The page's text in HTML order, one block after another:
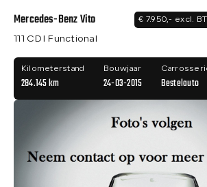
Mercedes-Benz Vito € 7.950,- excl.
111 CDI Functional
Kilometerstand
284.145 km
Bouwjaar
24-03-2015 Bestelauto